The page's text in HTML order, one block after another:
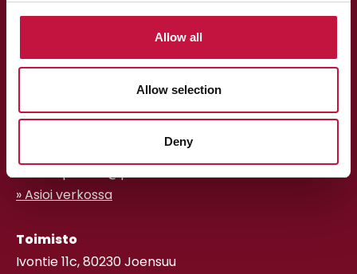
Allow all
Allow selection
Deny
Asiakaspalvelu
013 318 198 arkisin klo 9–15
asiakaspalvelu@puhas.fi
» Asioi verkossa
Toimisto
Ivontie 11c, 80230 Joensuu